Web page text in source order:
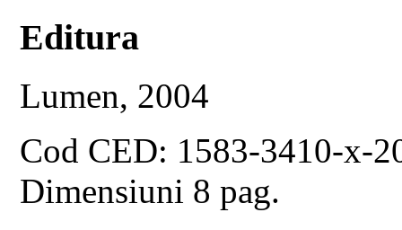
Editura
Lumen, 2004
Cod CED: 1583-3410-x-
Dimensiuni 8 pag.